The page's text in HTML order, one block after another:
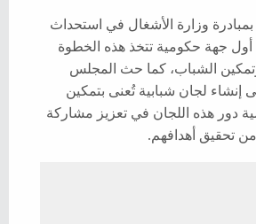
وزارة الأشغال في استحداث
أول جهة حكومية تتخذ هذه الخطوة
الشباب، كما حث المجلس
إنشاء لجان شبابية تُعنى بتمكين
دور هذه اللجان في تعزيز مشاركة
تحقيق أهدافهم.